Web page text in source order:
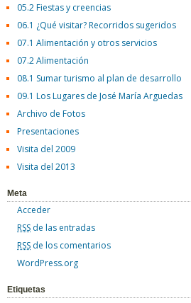
05.2 Fiestas y creencias
06.1 ¿Qué visitar? Recorridos sugeridos
07.1 Alimentación y otros servicios
07.2 Alimentación
08.1 Sumar turismo al plan de desarrollo
09.1 Los Lugares de José María Arguedas
Archivo de Fotos
Presentaciones
Visita del 2009
Visita del 2013
Meta
Acceder
RSS de las entradas
RSS de los comentarios
WordPress.org
Etiquetas